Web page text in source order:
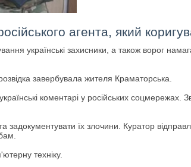
агента, який
українські захисники, а також ворог
завербувала жителя Краматорська.
коментарі у російських
їх злочини. Куратор
техніку.